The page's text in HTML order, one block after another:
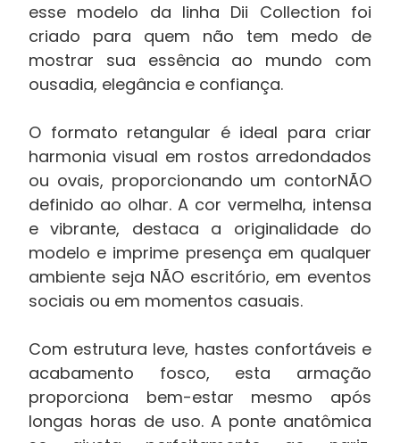
esse modelo da linha Dii Collection foi
criado para quem não tem medo de
mostrar sua essência ao mundo com
ousadia, elegância e confiança.
O formato retangular é ideal para criar
harmonia visual em rostos arredondados
ou ovais, proporcionando um contorNÃO
definido ao olhar. A cor vermelha, intensa
e vibrante, destaca a originalidade do
modelo e imprime presença em qualquer
ambiente seja NÃO escritório, em eventos
sociais ou em momentos casuais.
Com estrutura leve, hastes confortáveis e
acabamento fosco, esta armação
proporciona bem-estar mesmo após
longas horas de uso. A ponte anatômica